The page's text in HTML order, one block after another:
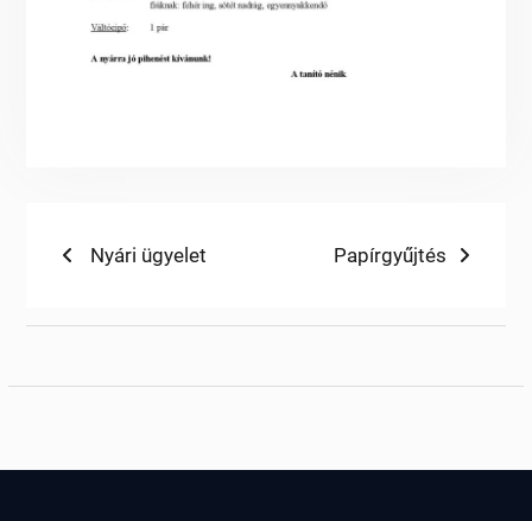
Bejegyzés
Previous
Nyári ügyelet
Next
Papírgyűjtés